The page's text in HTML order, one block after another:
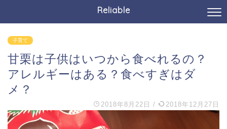
Reliable
子育て
甘栗は子供はいつから食べれるの？
アレルギーはある？食べすぎはダ
メ？
2018年8月22日 / 2018年12月27日